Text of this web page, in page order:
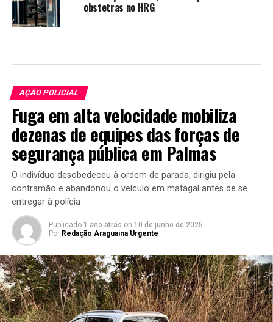
obstetras no HRG
AÇÃO POLICIAL
Fuga em alta velocidade mobiliza
dezenas de equipes das forças de
segurança pública em Palmas
O indivíduo desobedeceu à ordem de parada, dirigiu pela
contramão e abandonou o veículo em matagal antes de se
entregar à polícia
Publicado 1 ano atrás on 10 de junho de 2025
Por Redação Araguaina Urgente